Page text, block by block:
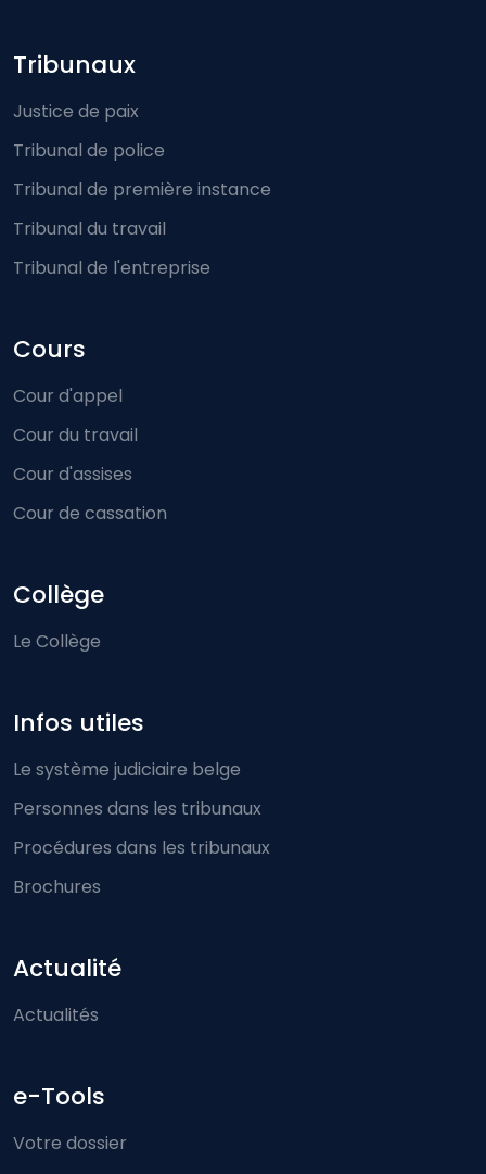
Footer-menu
Tribunaux
Justice de paix
Tribunal de police
Tribunal de première instance
Tribunal du travail
Tribunal de l'entreprise
Cours
Cour d'appel
Cour du travail
Cour d'assises
Cour de cassation
Collège
Le Collège
Infos utiles
Le système judiciaire belge
Personnes dans les tribunaux
Procédures dans les tribunaux
Brochures
Actualité
Actualités
e-Tools
Votre dossier